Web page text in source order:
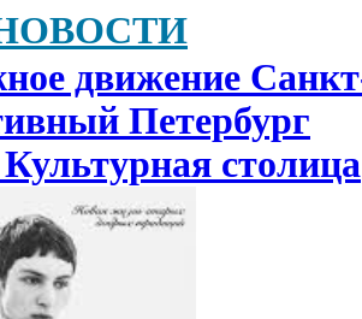
движение
Петербург
столица